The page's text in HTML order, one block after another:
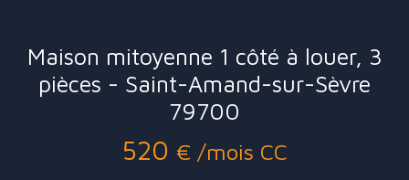
Maison mitoyenne 1 côté à louer, 3
pièces - Saint-Amand-sur-Sèvre
79700
520 € /mois CC